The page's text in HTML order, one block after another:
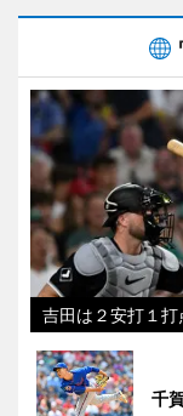
吉田は２安打１
千